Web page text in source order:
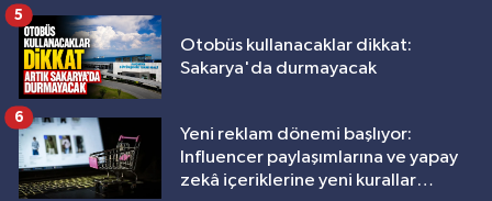
Otobüs kullanacaklar dikkat:
Sakarya'da durmayacak
5
Yeni reklam dönemi başlıyor:
Influencer paylaşımlarına ve yapay
zekâ içeriklerine yeni kurallar
6